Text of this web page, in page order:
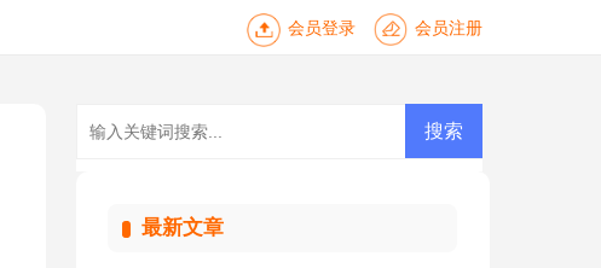
会员登录 会员注册
最新文章